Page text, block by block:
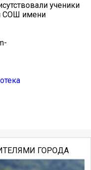
ученики
СОШ имени
ГОРОДА